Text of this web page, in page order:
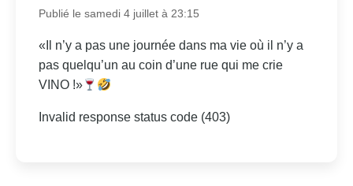
Publié le samedi 4 juillet à 23:15
«Il n’y a pas une journée dans ma vie où il n’y a
pas quelqu’un au coin d’une rue qui me crie
VINO !»
Invalid response status code (403)